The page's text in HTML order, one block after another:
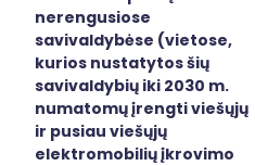
nerengusiose
savivaldybėse (vietose,
kurios nustatytos šių
savivaldybių iki 2030 m.
numatomų įrengti viešųjų
ir pusiau viešųjų
elektromobilių įkrovimo